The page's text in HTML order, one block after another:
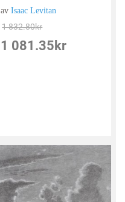
avIsaac Levitan
1 832.80kr
1 081.35 kr